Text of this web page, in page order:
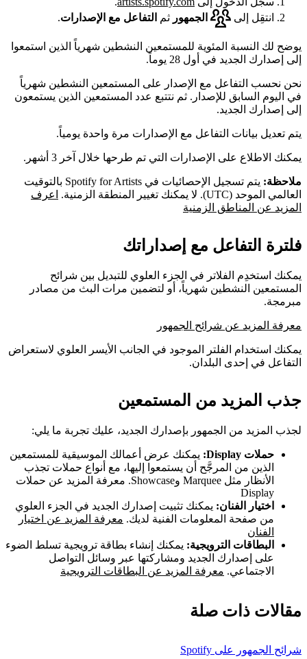
انتقِل إلى
الجمهور ثم التفاعل مع الإصدارات.
يوضح لك النسبة المئوية للمستمعين النشطين شهرياً الذين استمعوا
إلى إصدارك الجديد في أول 28 يوماً.
نحن نحسب التفاعل مع الإصدار على المستمعين النشطين شهرياً
في اليوم السابق للإصدار. ثم نتتبع عدد المستمعين الذين يستمعون
إلى إصدارك الجديد.
يتم تعديل بيانات التفاعل مع الإصدارات مرة واحدة يومياً.
يمكنك الاطلاع على الإصدارات التي تم طرحها خلال آخر 3 أشهر.
ملاحظة:
يتم تسجيل الإحصائيات في Spotify for Artists بالتوقيت
العالمي الموحد (UTC). لا يمكنك تغيير المنطقة الزمنية.
اعرف
المزيد عن المناطق الزمنية
فلترة التفاعل مع إصداراتك
يمكنك استخدِم الفلاتر في الجزء العلوي للتبديل بين شرائح
المستمعين النشطين شهرياً، أو لتضمين مرات البث من مصادر
مبرمجة.
معرفة المزيد عن شرائح الجمهور
يمكنك استخدام الفلتر الموجود في الجانب الأيسر العلوي لاستعراض
التفاعل في إحدى البلدان.
جذب المزيد من المستمعين
لجذب المزيد من الجمهور بإصدارك الجديد، عليك تجربة ما يلي:
حملات Display:
يمكنك عرض أعمالك الموسيقية للمستمعين
الذين من المرجَّح أن يستمعوا إليها، مع أنواع حملات تجذب
الأنظار مثل Marquee وShowcase. معرفة المزيد عن حملات
Display
اختيار الفنان: يمكنك تثبيت إصدارك الجديد في الجزء العلوي
من صفحة المعلومات الفنية لديك. معرفة المزيد عن اختيار
الفنان
البطاقات الترويجية: يمكنك إنشاء بطاقة ترويجية تسلط الضوء
على إصدارك الجديد ومشاركتها عبر وسائل التواصل
الاجتماعي. معرفة المزيد عن البطاقات الترويجية
مقالات ذات صلة
شرائح الجمهور على Spotify